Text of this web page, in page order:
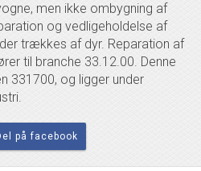
men ikke ombygning af
og vedligeholdelse af
trækkes af dyr. Reparation af
til branche 33.12.00. Denne
331700, og ligger under
på facebook